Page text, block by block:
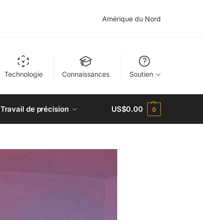
Amérique du Nord
Technologie Connaissances Soutien
Travail de précision US$0.00 0